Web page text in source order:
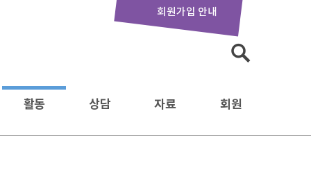
회원가입 안내
활동 상담 자료 회원